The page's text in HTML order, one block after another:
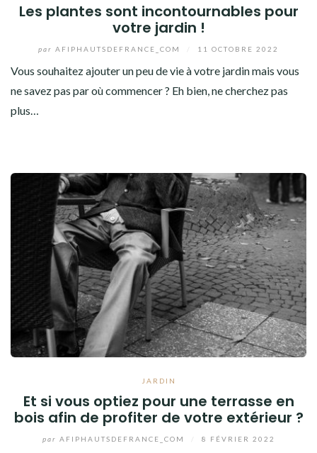
Les plantes sont incontournables pour
votre jardin !
par AFIPHAUTSDEFRANCE_COM 11 OCTOBRE 2022
Vous souhaitez ajouter un peu de vie à votre jardin mais vous
ne savez pas par où commencer ? Eh bien, ne cherchez pas
plus…
JARDIN
Et si vous optiez pour une terrasse en
bois afin de profiter de votre extérieur ?
par AFIPHAUTSDEFRANCE_COM 8 FÉVRIER 2022